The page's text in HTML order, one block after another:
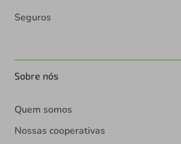
Seguros
Sobre nós
Quem somos
Nossas cooperativas